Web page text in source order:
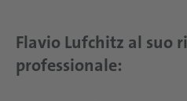
Flavio Lufchitz al suo
professionale: